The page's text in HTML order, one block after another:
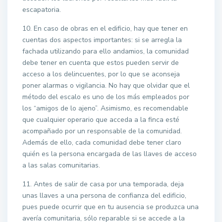
escapatoria.
10. En caso de obras en el edificio, hay que tener en
cuentas dos aspectos importantes: si se arregla la
fachada utilizando para ello andamios, la comunidad
debe tener en cuenta que estos pueden servir de
acceso a los delincuentes, por lo que se aconseja
poner alarmas o vigilancia. No hay que olvidar que el
método del escalo es uno de los más empleados por
los “amigos de lo ajeno”. Asimismo, es recomendable
que cualquier operario que acceda a la finca esté
acompañado por un responsable de la comunidad.
Además de ello, cada comunidad debe tener claro
quién es la persona encargada de las llaves de acceso
a las salas comunitarias.
11. Antes de salir de casa por una temporada, deja
unas llaves a una persona de confianza del edificio,
pues puede ocurrir que en tu ausencia se produzca una
avería comunitaria, sólo reparable si se accede a la